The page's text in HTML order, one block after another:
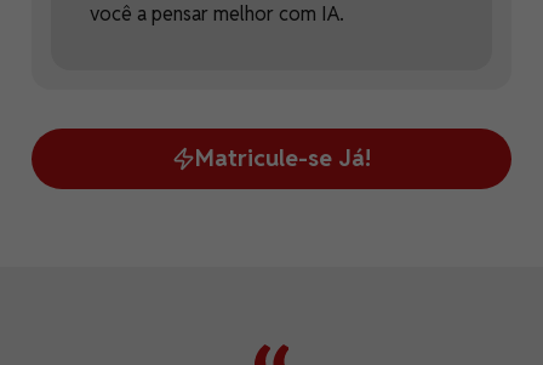
você a pensar melhor com IA.
Matricule-se Já!